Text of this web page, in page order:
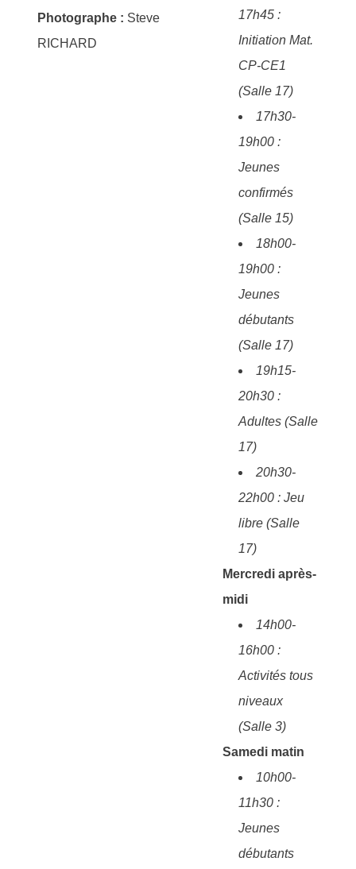
Photographe : Steve
RICHARD
17h45 :
Initiation Mat.
CP-CE1
(Salle 17)
17h30-
19h00 :
Jeunes
confirmés
(Salle 15)
18h00-
19h00 :
Jeunes
débutants
(Salle 17)
19h15-
20h30 :
Adultes (Salle
17)
20h30-
22h00 : Jeu
libre (Salle
17)
Mercredi après-
midi
14h00-
16h00 :
Activités tous
niveaux
(Salle 3)
Samedi matin
10h00-
11h30 :
Jeunes
débutants